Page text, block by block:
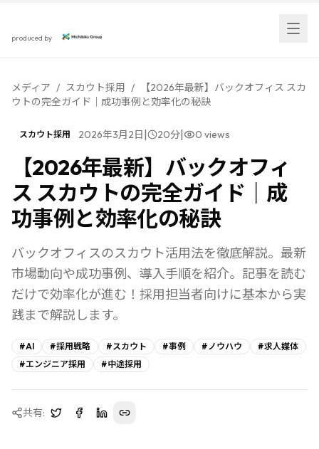
produced by
メディア / スカウト採用 /
【2026年最新】バックオフィス スカ
ウトの完全ガイド｜成功事例と効率化の秘訣
スカウト採用 2026年3月2日 20分 0 views
【2026年最新】バックオフィ
ス スカウトの完全ガイド｜成
功事例と効率化の秘訣
バックオフィスのスカウト活用法を徹底解説。最新
市場動向や成功事例、導入手順を紹介。記事を読む
だけで効率化が進む！採用担当者向けに基本から実
践まで解説します。
#AI #採用戦略 #スカウト #事例 #ノウハウ #求人媒体
#エンジニア採用 #中途採用
共有: